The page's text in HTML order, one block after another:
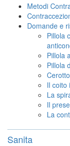
Metodi
Domande e
Pillola
Pillola
Pillola
Il coito
La
Il
La
Sanita